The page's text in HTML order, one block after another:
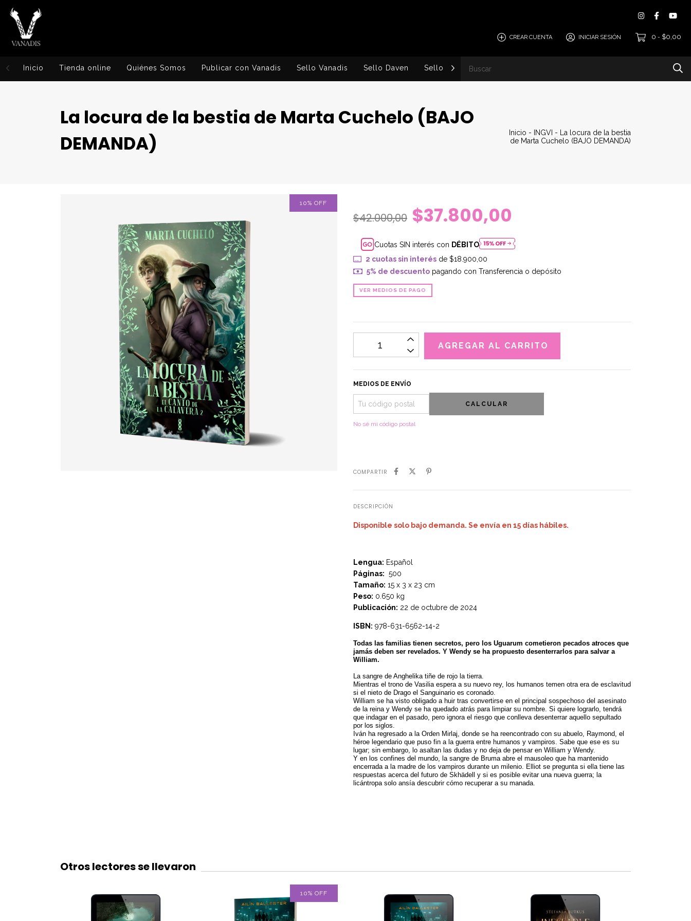
CREAR CUENTA INICIAR SESIÓN 0 - $0,00
Inicio Tienda online Quiénes Somos Publicar con Vanadis Sello Vanadis Sello Daven Sello Ingvi Tesoro Vanir
La locura de la bestia de Marta Cuchelo (BAJO
DEMANDA)
Inicio - INGVI - La locura de la bestia
de Marta Cuchelo (BAJO DEMANDA)
10% OFF
$42.000,00 $37.800,00
Cuotas SIN interés con DÉBITO
2 cuotas sin interésde $18.900,00
5% de descuentopagando con Transferencia o depósito
VER MEDIOS DE PAGO
MEDIOS DE ENVÍO
CALCULAR
No sé mi código postal
COMPARTIR
DESCRIPCIÓN
Disponible solo bajo demanda. Se envía en 15 días hábiles.
Lengua: Español
Páginas: 500
Tamaño: 15 x 3 x 23 cm
Peso: 0.650 kg
Publicación: 22 de octubre de 2024
ISBN: 978-631-6562-14-2
Todas las familias tienen secretos, pero los Uguarum cometieron pecados atroces que
jamás deben ser revelados. Y Wendy se ha propuesto desenterrarlos para salvar a
William.
La sangre de Anghelika tiñe de rojo la tierra.
Mientras el trono de Vasilia espera a su nuevo rey, los humanos temen otra era de esclavitud
si el nieto de Drago el Sanguinario es coronado.
William se ha visto obligado a huir tras convertirse en el principal sospechoso del asesinato
de la reina y Wendy se ha quedado atrás para limpiar su nombre. Si quiere lograrlo, tendrá
que indagar en el pasado, pero ignora el riesgo que conlleva desenterrar aquello sepultado
por los siglos.
Iván ha regresado a la Orden Mirlaj, donde se ha reencontrado con su abuelo, Raymond, el
héroe legendario que puso fin a la guerra entre humanos y vampiros. Sabe que ese es su
lugar; sin embargo, lo asaltan las dudas y no deja de pensar en William y Wendy.
Y en los confines del mundo, la sangre de Bruma abre el mausoleo que ha mantenido
encerrada a la madre de los vampiros durante un milenio. Elliot se pregunta si ella tiene las
respuestas acerca del futuro de Skhädell y si es posible evitar una nueva guerra; la
licántropa solo ansía descubrir cómo recuperar a su manada.
Otros lectores se llevaron
10% OFF